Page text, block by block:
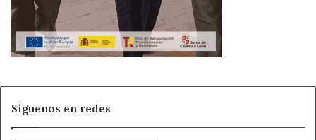
Síguenos en redes